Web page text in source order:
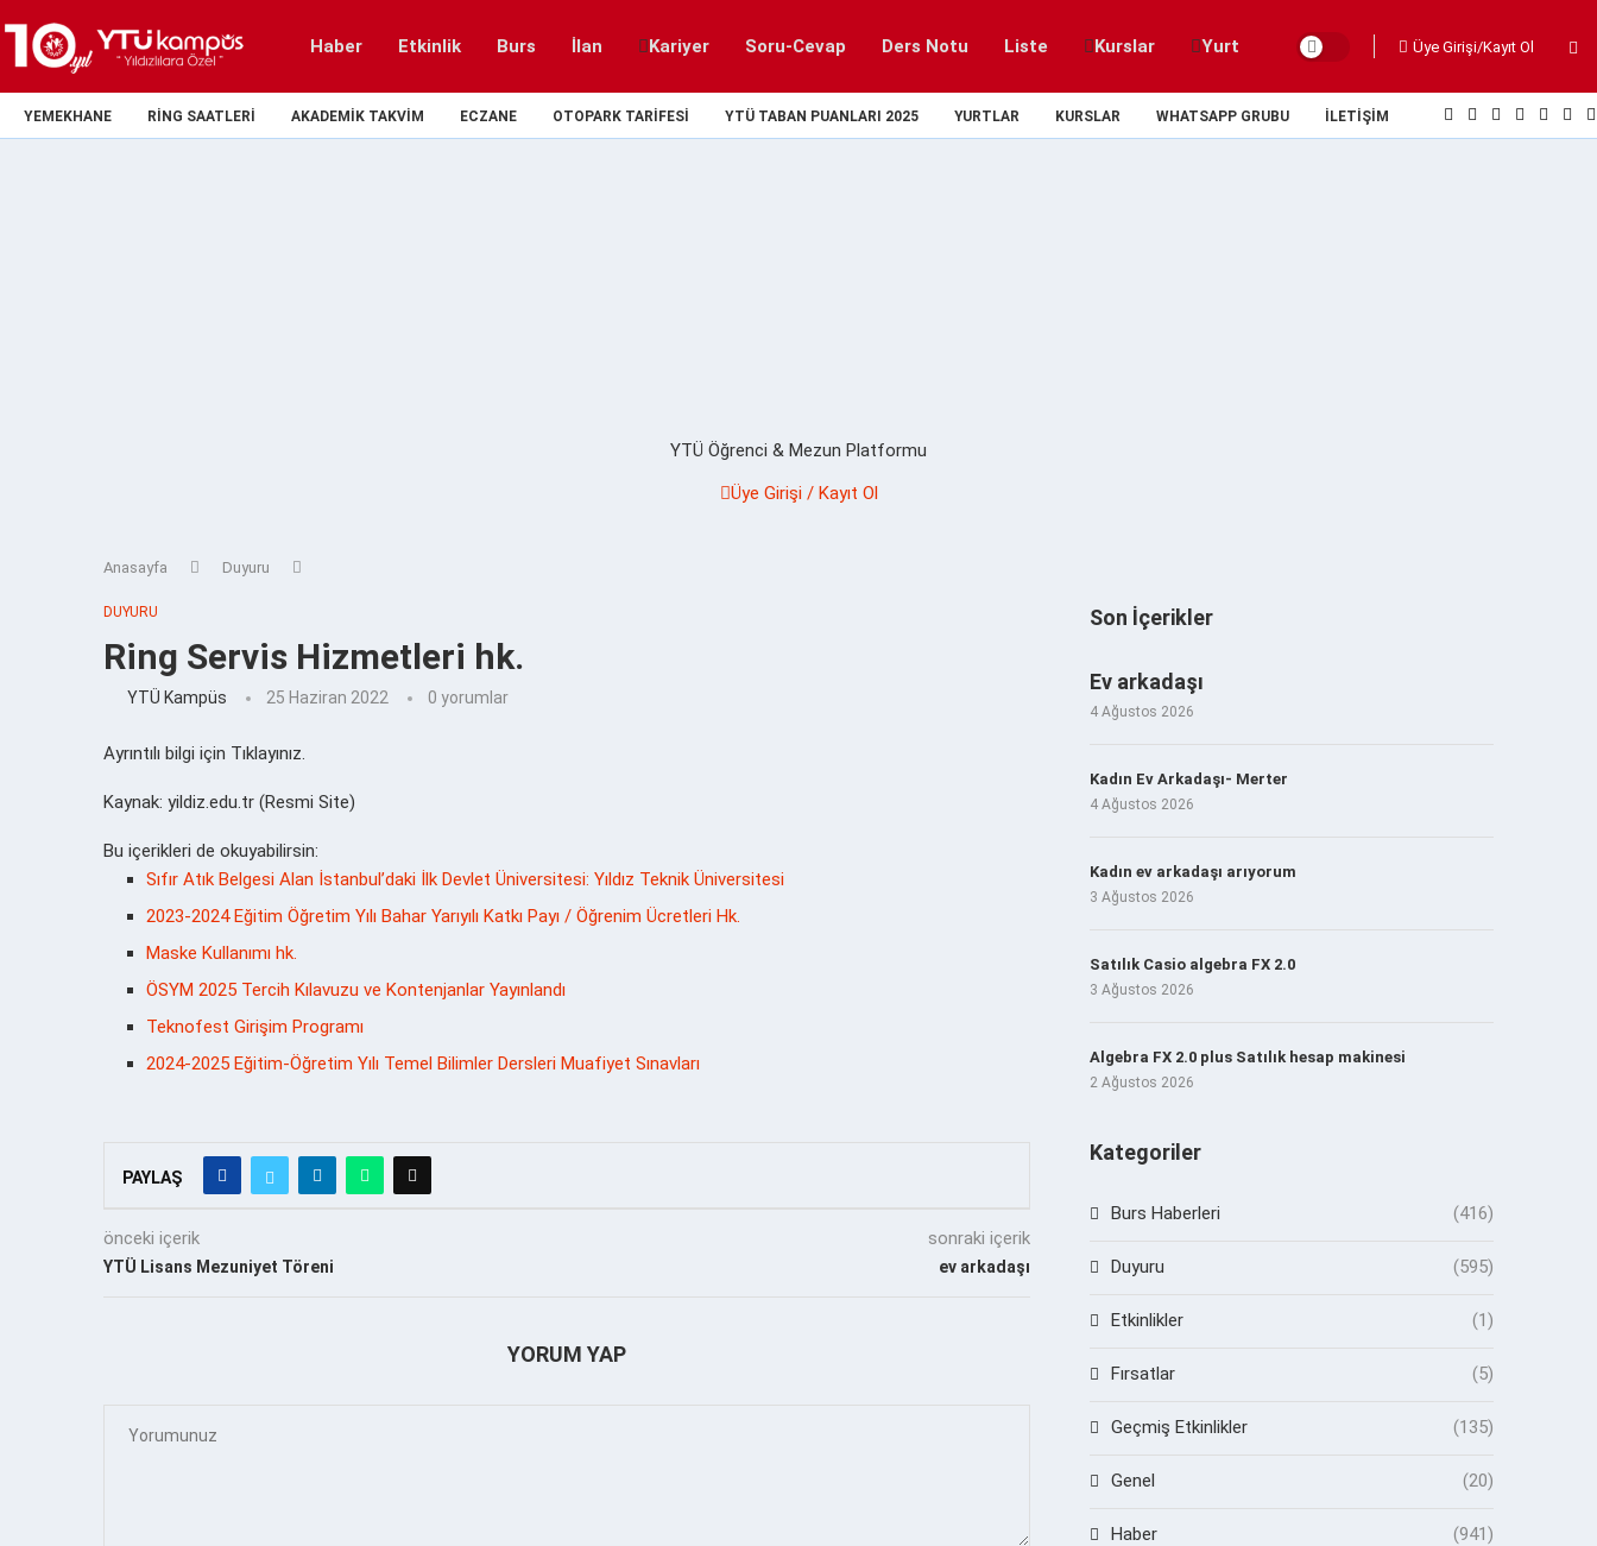
Haber Etkinlik Burs İlan Kariyer Soru-Cevap Ders Notu Liste Kurslar Yurt Üye Girişi/Kayıt Ol
YEMEKHANE RING SAATLERI AKADEMIK TAKVIM ECZANE OTOPARK TARIFESI YTÜ TABAN PUANLARI 2025 YURTLAR KURSLAR WHATSAPP GRUBU İLETIŞIM
YTÜ Öğrenci & Mezun Platformu
Üye Girişi / Kayıt Ol
Anasayfa Duyuru
DUYURU
Ring Servis Hizmetleri hk.
YTÜ Kampüs 25 Haziran 2022 0 yorumlar
Ayrıntılı bilgi için Tıklayınız.
Kaynak: yildiz.edu.tr (Resmi Site)
Bu içerikleri de okuyabilirsin:
Sıfır Atık Belgesi Alan İstanbul’daki İlk Devlet Üniversitesi: Yıldız Teknik Üniversitesi
2023-2024 Eğitim Öğretim Yılı Bahar Yarıyılı Katkı Payı / Öğrenim Ücretleri Hk.
Maske Kullanımı hk.
ÖSYM 2025 Tercih Kılavuzu ve Kontenjanlar Yayınlandı
Teknofest Girişim Programı
2024-2025 Eğitim-Öğretim Yılı Temel Bilimler Dersleri Muafiyet Sınavları
PAYLAŞ
önceki içerik
YTÜ Lisans Mezuniyet Töreni
sonraki içerik
ev arkadaşı
YORUM YAP
Son İçerikler
Ev arkadaşı
4 Ağustos 2026
Kadın Ev Arkadaşı- Merter
4 Ağustos 2026
Kadın ev arkadaşı arıyorum
3 Ağustos 2026
Satılık Casio algebra FX 2.0
3 Ağustos 2026
Algebra FX 2.0 plus Satılık hesap makinesi
2 Ağustos 2026
Kategoriler
Burs Haberleri (416)
Duyuru (595)
Etkinlikler (1)
Fırsatlar (5)
Geçmiş Etkinlikler (135)
Genel (20)
Haber (941)